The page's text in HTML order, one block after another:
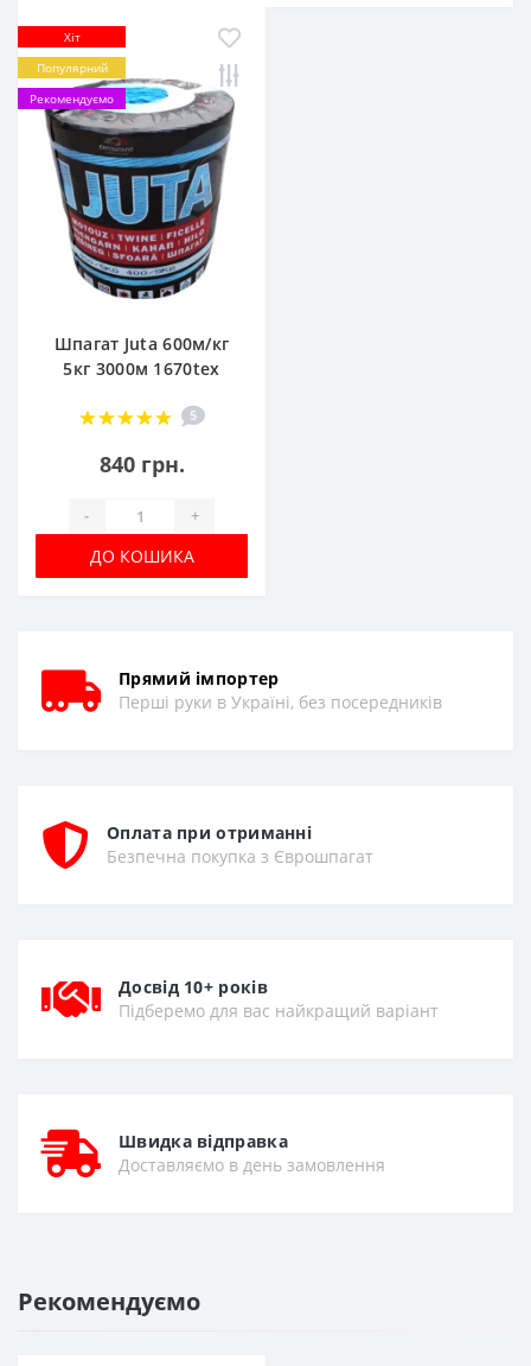
Хіт
Популярний
Рекомендуємо
Шпагат Juta 600м/кг
5кг 3000м 1670tex
5
840 грн.
- +
ДО КОШИКА
Прямий імпортер
Перші руки в Україні, без посередників
Оплата при отриманні
Безпечна покупка з Єврошпагат
Досвід 10+ років
Підберемо для вас найкращий варіант
Швидка відправка
Доставляємо в день замовлення
Рекомендуємо